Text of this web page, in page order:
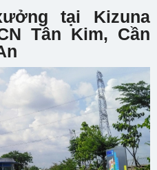
tại Kizuna
Tân Kim, Cần